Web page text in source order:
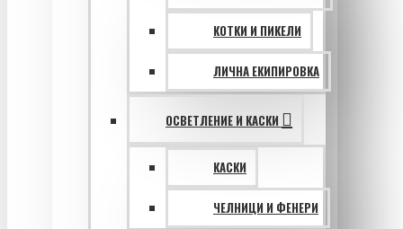
КОТКИ И ПИКЕЛИ
ЛИЧНА ЕКИПИРОВКА
ОСВЕТЛЕНИЕ И КАСКИ
КАСКИ
ЧЕЛНИЦИ И ФЕНЕРИ